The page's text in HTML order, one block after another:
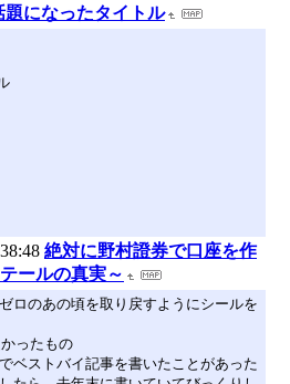
題になったタイトル
絶対に野村證券で口座を作
ールの真実～
ロのあの頃を取り戻すようにシールを
ったもの
ベストバイ記事を書いたことがあった